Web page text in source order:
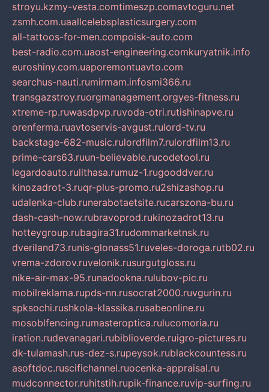
stroyu.kzmy-vesta.comtimeszp.comavtoguru.net
zsmh.com.uaallcelebsplasticsurgery.com
all-tattoos-for-men.compoisk-auto.com
best-radio.com.uaost-engineering.comkuryatnik.info
euroshiny.com.uaporemontuavto.com
searchus-nauti.rumirmam.infosmi366.ru
transgazstroy.ruorgmanagement.orgyes-fitness.ru
xtreme-rp.ruwasdpvp.ruvoda-otri.rutishinapve.ru
orenferma.ruavtoservis-avgust.rulord-tv.ru
backstage-682-music.rulordfilm7.rulordfilm13.ru
prime-cars63.ruun-believable.rucodetool.ru
legardoauto.rulithasa.rumuz-1.rugooddver.ru
kinozadrot-3.ruqr-plus-promo.ru2shizashop.ru
udalenka-club.runerabotaetsite.rucarszona-bu.ru
dash-cash-now.rubravoprod.rukinozadrot13.ru
hotteygroup.rubagira31.rudommarketnsk.ru
dveriland73.runis-glonass51.ruveles-doroga.rutb02.ru
vrema-zdorov.ruvelonik.rusurgutgloss.ru
nike-air-max-95.runadookna.rulubov-pic.ru
mobilreklama.rupds-nn.rusocrat2000.ruvgurin.ru
spksochi.rushkola-klassika.rusabeonline.ru
mosoblfencing.rumasteroptica.rulucomoria.ru
iration.rudevanagari.rubiblioverde.ruigro-pictures.ru
dk-tulamash.rus-dez-s.rupeysok.rublackcountess.ru
asoftdoc.ruscifichannel.ruocenka-appraisal.ru
mudconnector.ruhitstih.rupik-finance.ruvip-surfing.ru